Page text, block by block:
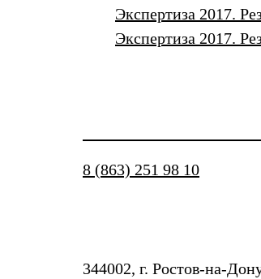
Экспертиза 2017.
Экспертиза 2017.
8 (863) 251 98 10
344002, г. Ростов-на-